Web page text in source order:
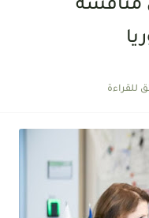
مناقشة